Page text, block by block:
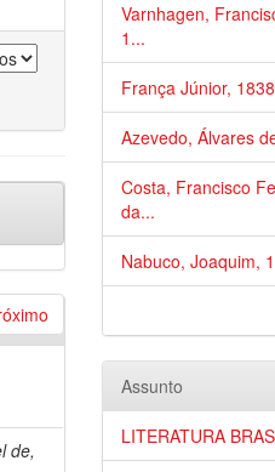
de,
Varnhagen,
1...
França Júnior,
Azevedo, Álvares
Costa, Francisco
da...
Nabuco, Joaquim,
Assunto
LITERATURA